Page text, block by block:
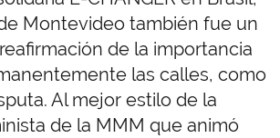
Montevideo también fue un
de la importancia
las calles, como
Al mejor estilo de la
de la MMM que animó